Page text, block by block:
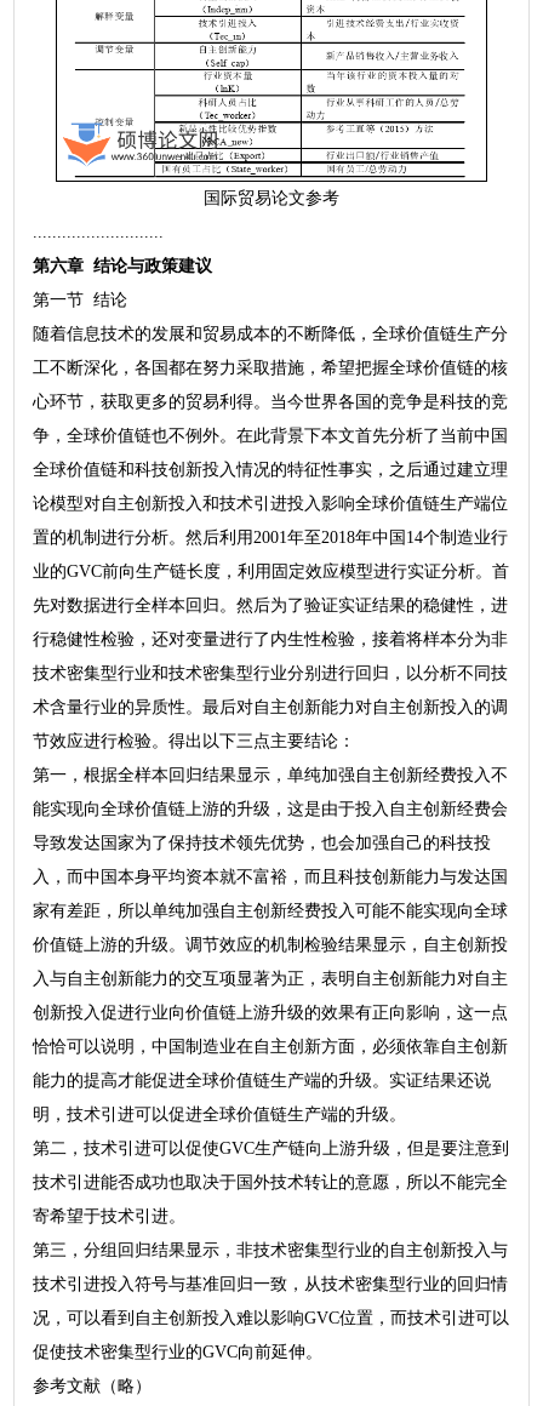
国际贸易论文参考
...........................
第六章 结论与政策建议
第一节 结论
随着信息技术的发展和贸易成本的不断降低，全球价值链生产分
工不断深化，各国都在努力采取措施，希望把握全球价值链的核
心环节，获取更多的贸易利得。当今世界各国的竞争是科技的竞
争，全球价值链也不例外。在此背景下本文首先分析了当前中国
全球价值链和科技创新投入情况的特征性事实，之后通过建立理
论模型对自主创新投入和技术引进投入影响全球价值链生产端位
置的机制进行分析。然后利用2001年至2018年中国14个制造业行
业的GVC前向生产链长度，利用固定效应模型进行实证分析。首
先对数据进行全样本回归。然后为了验证实证结果的稳健性，进
行稳健性检验，还对变量进行了内生性检验，接着将样本分为非
技术密集型行业和技术密集型行业分别进行回归，以分析不同技
术含量行业的异质性。最后对自主创新能力对自主创新投入的调
节效应进行检验。得出以下三点主要结论：
第一，根据全样本回归结果显示，单纯加强自主创新经费投入不
能实现向全球价值链上游的升级，这是由于投入自主创新经费会
导致发达国家为了保持技术领先优势，也会加强自己的科技投
入，而中国本身平均资本就不富裕，而且科技创新能力与发达国
家有差距，所以单纯加强自主创新经费投入可能不能实现向全球
价值链上游的升级。调节效应的机制检验结果显示，自主创新投
入与自主创新能力的交互项显著为正，表明自主创新能力对自主
创新投入促进行业向价值链上游升级的效果有正向影响，这一点
恰恰可以说明，中国制造业在自主创新方面，必须依靠自主创新
能力的提高才能促进全球价值链生产端的升级。实证结果还说
明，技术引进可以促进全球价值链生产端的升级。
第二，技术引进可以促使GVC生产链向上游升级，但是要注意到
技术引进能否成功也取决于国外技术转让的意愿，所以不能完全
寄希望于技术引进。
第三，分组回归结果显示，非技术密集型行业的自主创新投入与
技术引进投入符号与基准回归一致，从技术密集型行业的回归情
况，可以看到自主创新投入难以影响GVC位置，而技术引进可以
促使技术密集型行业的GVC向前延伸。
参考文献（略）